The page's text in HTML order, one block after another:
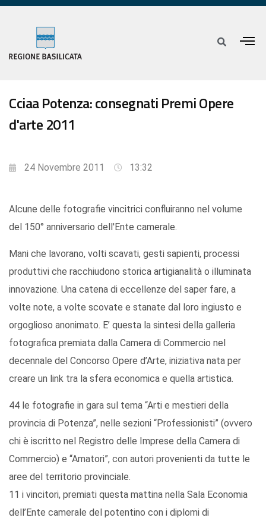
Cciaa Potenza: consegnati Premi Opere
d'arte 2011
24 Novembre 2011 13:32
Alcune delle fotografie vincitrici confluiranno nel volume
del 150° anniversario dell'Ente camerale.
Mani che lavorano, volti scavati, gesti sapienti, processi
produttivi che racchiudono storica artigianalità o illuminata
innovazione. Una catena di eccellenze del saper fare, a
volte note, a volte scovate e stanate dal loro ingiusto e
orgoglioso anonimato. E’ questa la sintesi della galleria
fotografica premiata dalla Camera di Commercio nel
decennale del Concorso Opere d’Arte, iniziativa nata per
creare un link tra la sfera economica e quella artistica.
44 le fotografie in gara sul tema “Arti e mestieri della
provincia di Potenza”, nelle sezioni “Professionisti” (ovvero
chi è iscritto nel Registro delle Imprese della Camera di
Commercio) e “Amatori”, con autori provenienti da tutte le
aree del territorio provinciale.
11 i vincitori, premiati questa mattina nella Sala Economia
dell’Ente camerale del potentino con i diplomi di